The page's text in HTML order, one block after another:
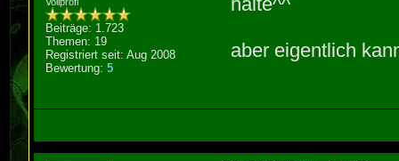
Beiträge: 1.723
Themen: 19
Registriert seit: Aug 2008
Bewertung:5
aber eigentlich